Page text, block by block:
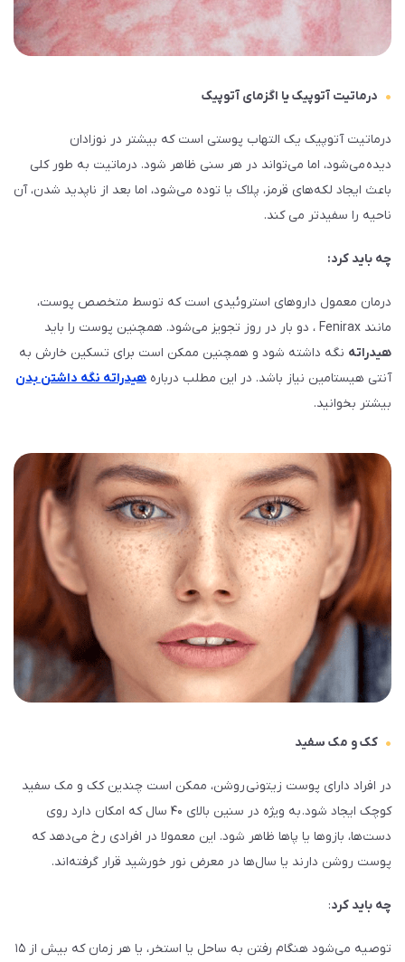
درماتیت آتوپیک یا اگزمای آتوپیک
درماتیت آتوپیک یک التهاب پوستی است که بیشتر در نوزادان
دیده می‌شود، اما می‌تواند در هر سنی ظاهر شود. درماتیت به طور کلی
باعث ایجاد لکه‌های قرمز‌، پلاک یا توده می‌شود‌، اما بعد از ناپدید شدن، آن
ناحیه را سفیدتر می کند.
چه باید کرد:
درمان معمول داروهای استروئیدی است که توسط متخصص پوست‌،
مانند Fenirax ، دو بار در روز تجویز می‌شود. همچنین پوست را باید
هیدراته نگه داشته شود و همچنین ممکن است برای تسکین خارش به
آنتی هیستامین نیاز باشد. در این مطلب درباره هیدراته نگه داشتن بدن
بیشتر بخوانید.
کک و مک سفید
در افراد دارای پوست زیتونی روشن، ممکن است چندین کک و مک سفید
کوچک ایجاد شود. به ویژه در سنین بالای ۴۰ سال که امکان دارد روی
دست‌ها، بازوها یا پاها ظاهر شود. این معمولا در افرادی رخ می‌دهد که
پوست روشن دارند یا سال‌ها در معرض نور خورشید قرار گرفته‌اند.
چه باید کرد:
توصیه می‌شود هنگام رفتن به ساحل یا استخر، یا هر زمان که بیش از ۱۵